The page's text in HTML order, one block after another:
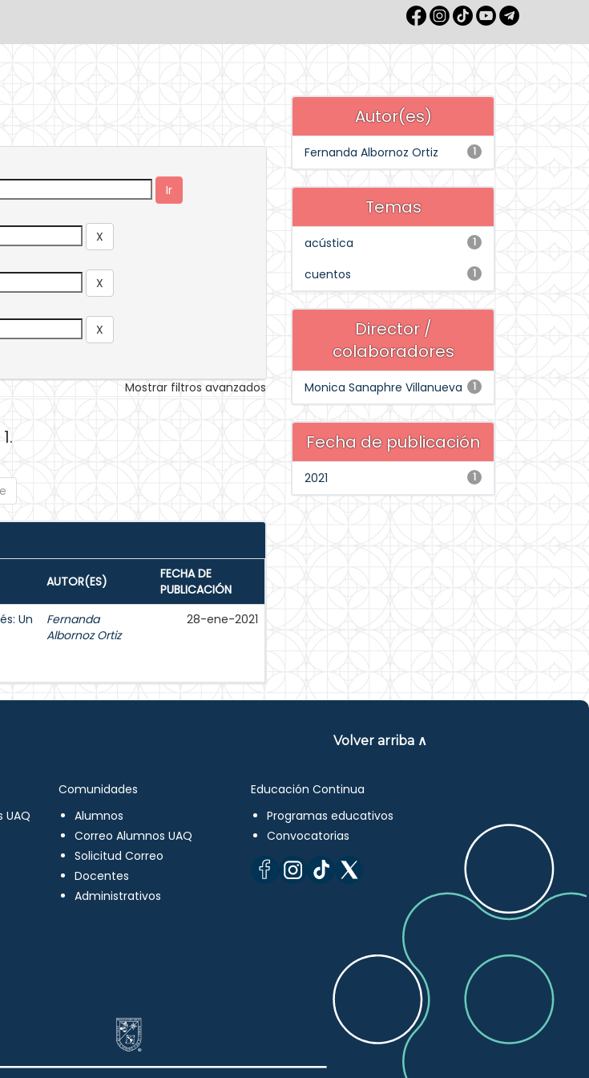
Mostrar filtros avanzados
AUTOR(ES)
FECHA DE
PUBLICACIÓN
Un
Fernanda
Albornoz Ortiz
28-ene-2021
Autor(es)
1
Fernanda Albornoz Ortiz
Temas
1
acústica
1
cuentos
Director /
colaboradores
1
Monica Sanaphre Villanueva
Fecha de publicación
1
2021
Volver arriba ∧
UAQ
Comunidades
Alumnos
Correo Alumnos UAQ
Solicitud Correo
Docentes
Administrativos
Educación Continua
Programas educativos
Convocatorias